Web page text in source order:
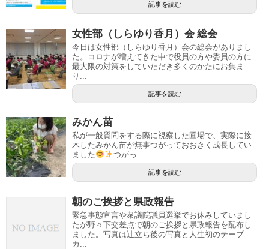
記事を読む
女性部（しらゆり香月）会 総会
今日は女性部（しらゆり香月）会の総会がありまし
た。コロナが増えてきた中で役員の方や委員の方に
最大限の対策をしていただき多くのかたにお集ま
り...
記事を読む
みかん苗
私が一般質問をする際に視察した圃場で、実際に接
木したみかん苗が無事つがっておおきく成長してい
ました
つがっ...
記事を読む
朝のご挨拶と県政報告
緊急事態宣言や衆議院議員選挙でお休みしていまし
たが野々下交差点で朝のご挨拶と県政報告を配布し
ました。写真は辻立ち後の写真と人生初のテープ
カ...